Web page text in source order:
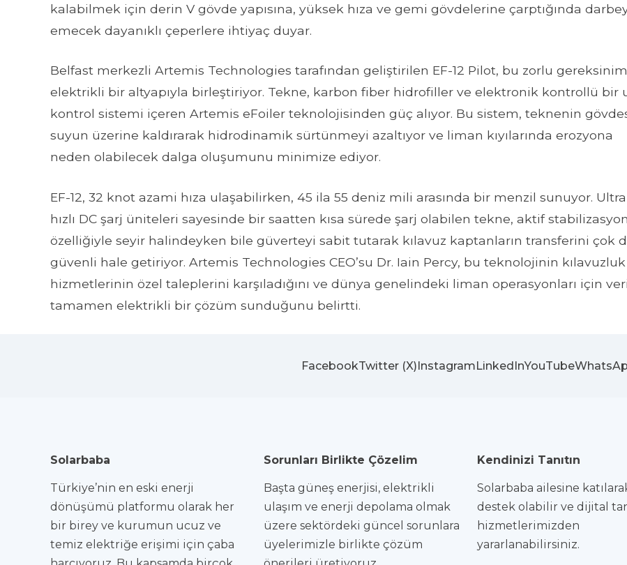
kalabilmek için derin V gövde yapısına, yüksek hıza ve gemi gövdelerine çarptığında
emecek dayanıklı çeperlere ihtiyaç duyar.
Belfast merkezli Artemis Technologies tarafından geliştirilen EF-12 Pilot, bu zorlu
elektrikli bir altyapıyla birleştiriyor. Tekne, karbon fiber hidrofiller ve elektronik kontrollü bir
kontrol sistemi içeren Artemis eFoiler teknolojisinden güç alıyor. Bu sistem, teknenin
suyun üzerine kaldırarak hidrodinamik sürtünmeyi azaltıyor ve liman kıyılarında erozyona
neden olabilecek dalga oluşumunu minimize ediyor.
EF-12, 32 knot azami hıza ulaşabilirken, 45 ila 55 deniz mili arasında bir menzil sunuyor. Ultra
hızlı DC şarj üniteleri sayesinde bir saatten kısa sürede şarj olabilen tekne, aktif stabilizasyon
özelliğiyle seyir halindeyken bile güverteyi sabit tutarak kılavuz kaptanların transferini çok
güvenli hale getiriyor. Artemis Technologies CEO’su Dr. Iain Percy, bu teknolojinin kılavuzluk
hizmetlerinin özel taleplerini karşıladığını ve dünya genelindeki liman operasyonları için
tamamen elektrikli bir çözüm sunduğunu belirtti.
FacebookTwitter (X)InstagramLinkedInYouTube
Solarbaba
Türkiye’nin en eski enerji
dönüşümü platformu olarak her
bir birey ve kurumun ucuz ve
temiz elektriğe erişimi için çaba
Sorunları Birlikte Çözelim
Başta güneş enerjisi, elektrikli
ulaşım ve enerji depolama olmak
üzere sektördeki güncel sorunlara
üyelerimizle birlikte çözüm
Kendinizi Tanıtın
Solarbaba ailesine
destek olabilir ve dijital
hizmetlerimizden
yararlanabilirsiniz.